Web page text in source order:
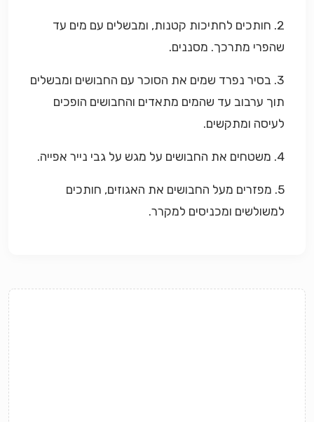
2. חותכים לחתיכות קטנות, ומבשלים עם מים עד
שהפרי מתרכך. מסננים.
3. בסיר נפרד שמים את הסוכר עם החבושים ומבשלים
תוך ערבוב עד שהמים מתאדים והחבושים הופכים
לעיסה ומתקשים.
4. משטחים את החבושים על מגש על גבי נייר אפייה.
5. מפזרים מעל החבושים את האגוזים, חותכים
למשולשים ומכניסים למקרר.